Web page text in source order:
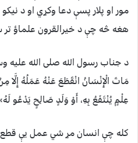
مور او پلار پسې دعا وکړي او د
هغه څه چې د خيرالقرون علماؤ
د جناب رسول الله صلی الله عليه
مَاتَ الْإِنْسَانُ انْقَطَعَ عَنْهُ عَمَلُهُ إِلَّا
عِلْمٍ يُنْتَفَعُ بِهِ، أَوْ وَلَدٍ صَالِحٍ يَدْعُو
کله چې انسان مړ شي عمل يې قطع